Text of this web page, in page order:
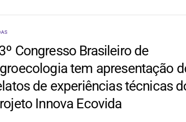
Congresso Brasileiro de
tem apresentação
de experiências técnicas
Innova Ecovida